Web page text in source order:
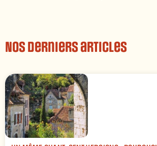
Nos derniers articles